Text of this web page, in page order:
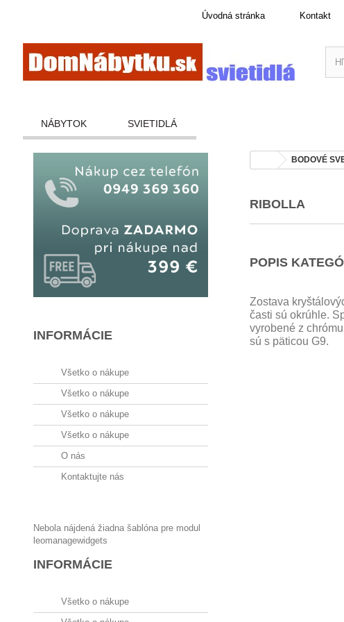
Úvodná stránka Kontakt
NÁBYTOK SVIETIDLÁ
INFORMÁCIE
Všetko o nákupe
Všetko o nákupe
Všetko o nákupe
Všetko o nákupe
O nás
Kontaktujte nás
Nebola nájdená žiadna šablóna pre modul
leomanagewidgets
INFORMÁCIE
Všetko o nákupe
BODOVÉ
RIBOLLA
POPIS
Zostava
časti sú okrúhle.
vyrobené z
sú s päticou G9.